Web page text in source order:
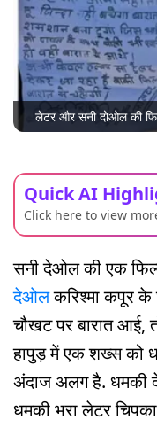
लेटर और सनी दोओल की
Quick AI
Click here to view
सनी देओल की एक
देओलकरिश्मा कपूर
चौखट पर बारात आई,
हापुड़ में एक शख्स को
अंदाज अलग है. धमकी
धमकी भरा लेटर चिपका